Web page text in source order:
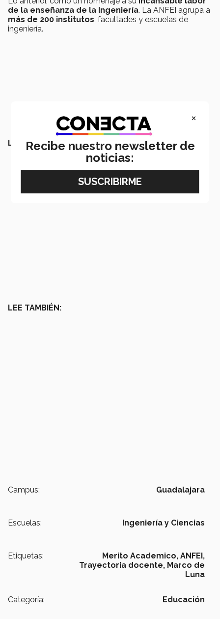
de la enseñanza de la Ingeniería. La ANFEI agrupa a
más de 200 institutos, facultades y escuelas de
ingeniería.
LEE TAMBIÉN:
LEE TAMBIÉN:
Campus: Guadalajara
Escuelas: Ingeniería y Ciencias
Etiquetas: Merito Academico, ANFEI,
Trayectoria docente, Marco de
Luna
Categoría: Educación
×
Recibe nuestro newsletter de
noticias: